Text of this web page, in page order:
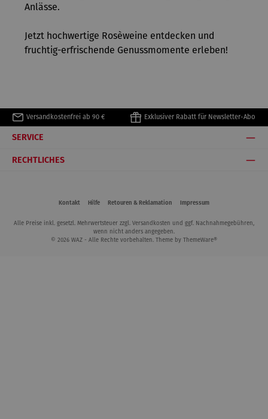
Anlässe.
Jetzt hochwertige Rosèweine entdecken und
fruchtig-erfrischende Genussmomente erleben!
Versandkostenfrei ab 90 € Exklusiver Rabatt für Newsletter-Abo
SERVICE
RECHTLICHES
Kontakt Hilfe Retouren & Reklamation Impressum
Alle Preise inkl. gesetzl. Mehrwertsteuer zzgl. Versandkosten und ggf. Nachnahmegebühren,
wenn nicht anders angegeben.
© 2026 WAZ - Alle Rechte vorbehalten. Theme by ThemeWare®